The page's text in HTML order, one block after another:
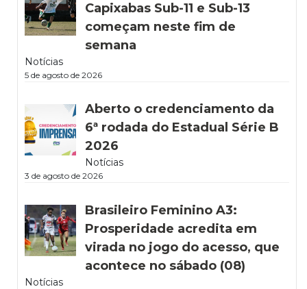
Capixabas Sub-11 e Sub-13
começam neste fim de
semana
Notícias
5 de agosto de 2026
Aberto o credenciamento da
6ª rodada do Estadual Série B
2026
Notícias
3 de agosto de 2026
Brasileiro Feminino A3:
Prosperidade acredita em
virada no jogo do acesso, que
acontece no sábado (08)
Notícias